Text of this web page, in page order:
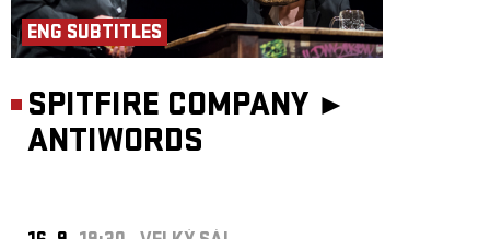
ENG SUBTITLES
SPITFIRE COMPANY ►
ANTIWORDS